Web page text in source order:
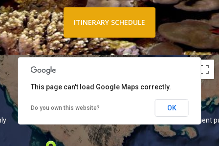
ITINERARY SCHEDULE
For development
This page can't load Google Maps correctly.
Do you own this website? OK